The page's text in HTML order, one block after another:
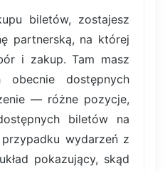
biletów, zostajesz
partnerską, na której
i zakup. Tam masz
obecnie dostępnych
— różne pozycje,
biletów na
wydarzeń z
pokazujący, skąd